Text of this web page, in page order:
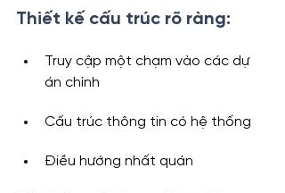
Thiết kế cấu trúc rõ ràng:
Truy cập một chạm vào các dự
án chính
Cấu trúc thông tin có hệ thống
Điều hướng nhất quán